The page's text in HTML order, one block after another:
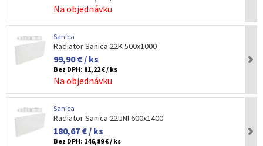
Na objednávku
Sanica
Radiator Sanica 22K 500x1000
99,90 € / ks
Bez DPH: 81,22 € / ks
Na objednávku
Sanica
Radiator Sanica 22UNI 600x1400
180,67 € / ks
Bez DPH: 146,89 € / ks